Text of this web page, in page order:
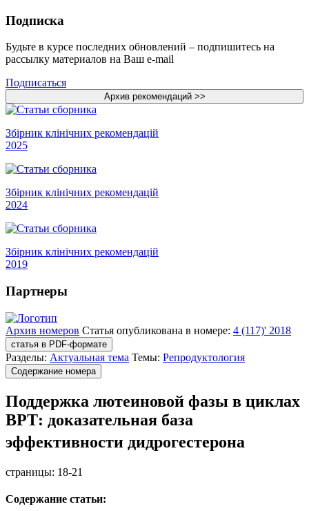
Подписка
Будьте в курсе последних обновлений – подпишитесь на
рассылку материалов на Ваш e-mail
Подписаться
Збірник клінічних рекомендацій
2025
Збірник клінічних рекомендацій
2024
Збірник клінічних рекомендацій
2019
Партнеры
Архив номеров Статья опубликована в номере: 4 (117)' 2018
статья в PDF-формате
Разделы: Актуальная тема Темы: Репродуктология
Содержание номера
Поддержка лютеиновой фазы в циклах
ВРТ: доказательная база
эффективности дидрогестерона
страницы: 18-21
Содержание статьи: